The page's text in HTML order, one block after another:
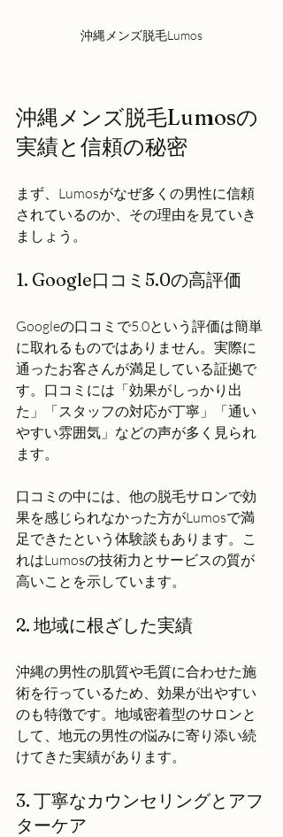
沖縄メンズ脱毛Lumos
沖縄メンズ脱毛Lumosの
実績と信頼の秘密
まず、Lumosがなぜ多くの男性に信頼
されているのか、その理由を見ていき
ましょう。
1. Google口コミ5.0の高評価
Googleの口コミで5.0という評価は簡単
に取れるものではありません。実際に
通ったお客さんが満足している証拠で
す。口コミには「効果がしっかり出
た」「スタッフの対応が丁寧」「通い
やすい雰囲気」などの声が多く見られ
ます。
口コミの中には、他の脱毛サロンで効
果を感じられなかった方がLumosで満
足できたという体験談もあります。こ
れはLumosの技術力とサービスの質が
高いことを示しています。
2. 地域に根ざした実績
沖縄の男性の肌質や毛質に合わせた施
術を行っているため、効果が出やすい
のも特徴です。地域密着型のサロンと
して、地元の男性の悩みに寄り添い続
けてきた実績があります。
3. 丁寧なカウンセリングとアフ
ターケア